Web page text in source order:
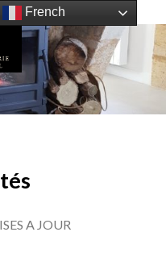
A JOUR
French